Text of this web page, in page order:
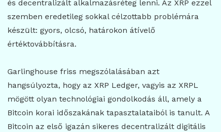
és decentralizált alkalmazásréteg lenni. Az XRP ezzel
szemben eredetileg sokkal célzottabb problémára
készült: gyors, olcsó, határokon átívelő
értéktovábbításra.
Garlinghouse friss megszólalásában azt
hangsúlyozta, hogy az XRP Ledger, vagyis az XRPL
mögött olyan technológiai gondolkodás áll, amely a
Bitcoin korai időszakának tapasztalataiból is tanult. A
Bitcoin az első igazán sikeres decentralizált digitális